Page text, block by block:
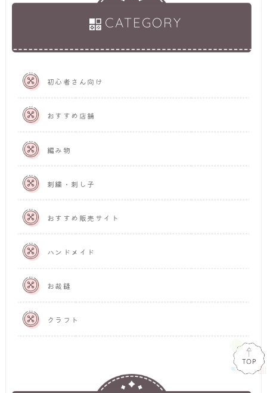
CATEGORY
初心者さん向け
おすすめ店舗
編み物
刺繍・刺し子
おすすめ販売サイト
ハンドメイド
お裁縫
クラフト